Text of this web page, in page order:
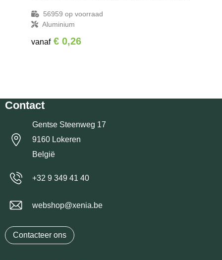
56959 op voorraad
Aluminium
vanaf € 0,26
Contact
Gentse Steenweg 17
9160 Lokeren
België
+32 9 349 41 40
webshop@xenia.be
Contacteer ons